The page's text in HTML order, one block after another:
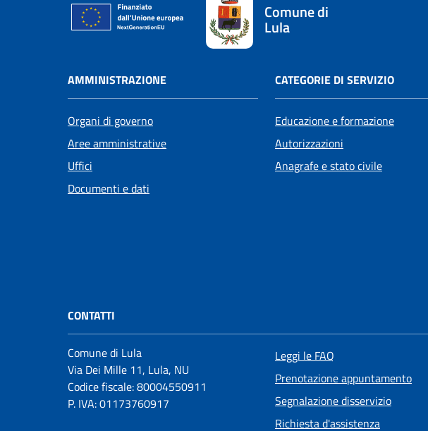
Comune di
Lula
AMMINISTRAZIONE
Organi di governo
Aree amministrative
Uffici
Documenti e dati
CATEGORIE DI SERVIZIO
Educazione e formazione
Autorizzazioni
Anagrafe e stato civile
CONTATTI
Comune di Lula
Via Dei Mille 11, Lula, NU
Codice fiscale: 80004550911
P. IVA: 01173760917
Leggi le FAQ
Prenotazione appuntamento
Segnalazione disservizio
Richiesta d'assistenza